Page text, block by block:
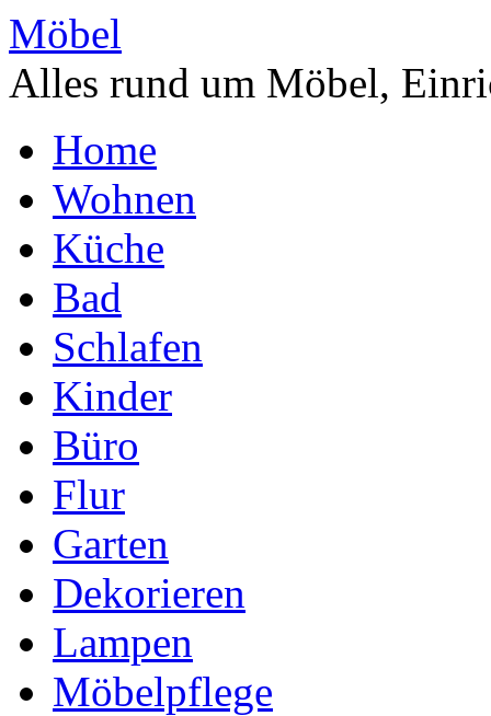
Möbel
Alles rund um Möbel,
Home
Wohnen
Küche
Bad
Schlafen
Kinder
Büro
Flur
Garten
Dekorieren
Lampen
Möbelpflege